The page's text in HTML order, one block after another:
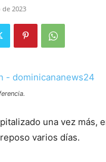
2023
una vez más,
varios días.